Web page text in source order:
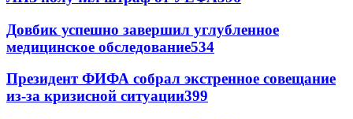
Довбик успешно завершил углубленное
медицинское обследование534
Президент ФИФА собрал экстренное совещание
из-за кризисной ситуации399